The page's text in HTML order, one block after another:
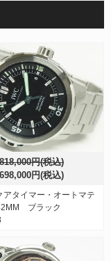
円(税込)
698,000円(税込)
タイマー・オートマテ
ブラック